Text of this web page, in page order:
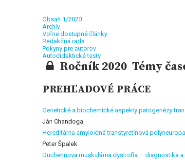
Obsah 1/2020
Archív
Voľne dostupné články
Redakčná rada
Pokyny pre autorov
Autodidaktické testy
Ročník 2020 Témy
PREHĽADOVÉ PRÁCE
Genetické a biochemické aspekty patogenézy
Ján Chandoga
Hereditárna amyloidná transtyretínová
Peter Špalek
Duchennova muskulárna dystrofia – diagnostika